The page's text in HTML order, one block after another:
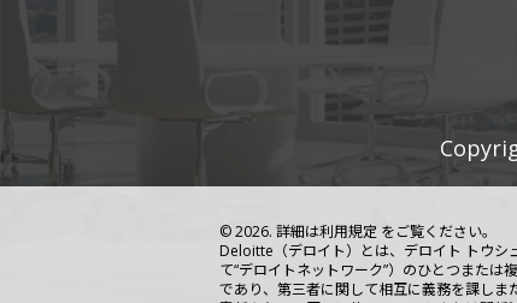
© 2026. 詳細は利用規定 をご覧ください。
Deloitte（デロイト）とは、デロイト トウシ
て“デロイトネットワーク”）のひとつまた
であり、第三者に関して相互に義務を課し